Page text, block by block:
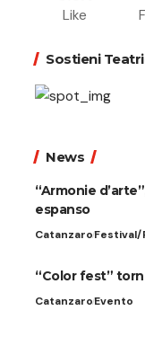
Like
Sostieni
News
“Armonie
espanso
CatanzaroFestival/
“Color fest”
CatanzaroEvento